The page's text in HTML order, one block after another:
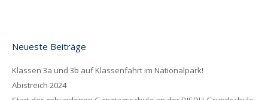
Neueste Beiträge
Klassen 3a und 3b auf Klassenfahrt im Nationalpark!
Abistreich 2024